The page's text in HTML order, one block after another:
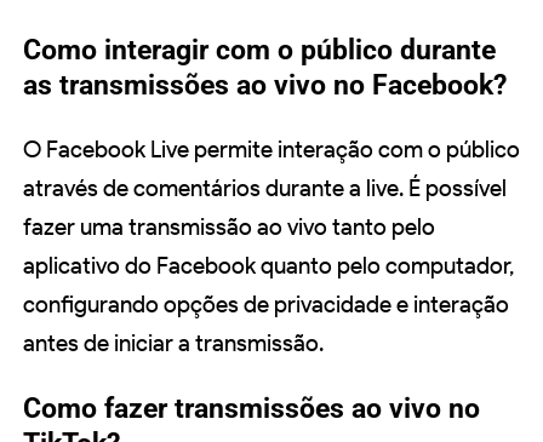
Como interagir com o público durante
as transmissões ao vivo no Facebook?
O Facebook Live permite interação com o público
através de comentários durante a live. É possível
fazer uma transmissão ao vivo tanto pelo
aplicativo do Facebook quanto pelo computador,
configurando opções de privacidade e interação
antes de iniciar a transmissão.
Como fazer transmissões ao vivo no